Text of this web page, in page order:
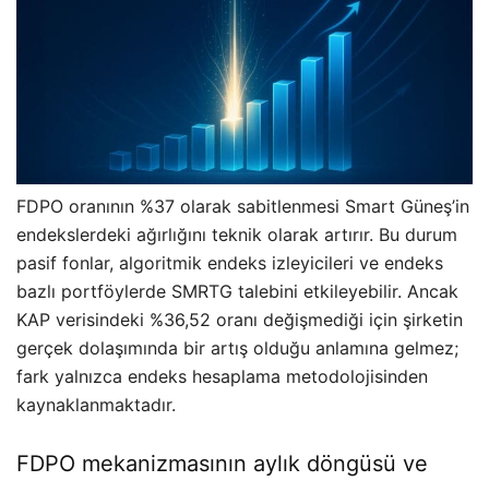
FDPO oranının %37 olarak sabitlenmesi Smart Güneş’in
endekslerdeki ağırlığını teknik olarak artırır. Bu durum
pasif fonlar, algoritmik endeks izleyicileri ve endeks
bazlı portföylerde SMRTG talebini etkileyebilir. Ancak
KAP verisindeki %36,52 oranı değişmediği için şirketin
gerçek dolaşımında bir artış olduğu anlamına gelmez;
fark yalnızca endeks hesaplama metodolojisinden
kaynaklanmaktadır.
FDPO mekanizmasının aylık döngüsü ve